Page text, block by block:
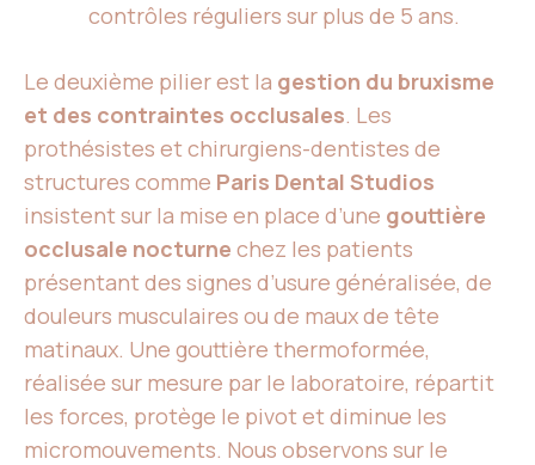
contrôles réguliers sur plus de 5 ans.
Le deuxième pilier est la gestion du bruxisme
et des contraintes occlusales. Les
prothésistes et chirurgiens-dentistes de
structures comme Paris Dental Studios
insistent sur la mise en place d’une gouttière
occlusale nocturne chez les patients
présentant des signes d’usure généralisée, de
douleurs musculaires ou de maux de tête
matinaux. Une gouttière thermoformée,
réalisée sur mesure par le laboratoire, répartit
les forces, protège le pivot et diminue les
micromouvements. Nous observons sur le